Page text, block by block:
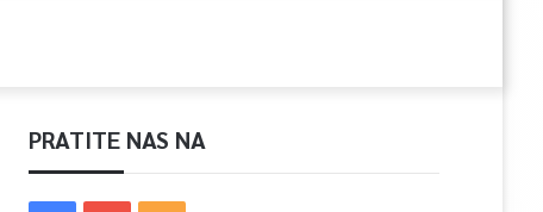
PRATITE NAS NA